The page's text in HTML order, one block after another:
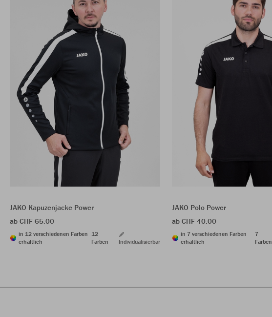
JAKO Kapuzenjacke Power
ab CHF 65.00
in 12 verschiedenen Farben
erhältlich
12
Farben
Individualisierbar
JAKO Polo Power
ab CHF 40.00
in 7 verschiedenen Farben
erhältlich
7
Farben